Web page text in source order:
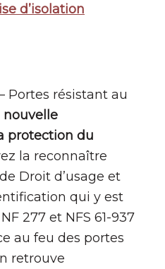
d’isolation
Portes résistant au
nouvelle
protection du
la reconnaître
Droit d’usage et
qui y est
277 et NFS 61-937
au feu des portes
retrouve